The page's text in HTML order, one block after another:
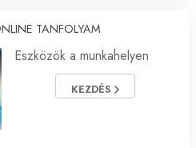
TANFOLYAM
Eszközök a munkahelyen
KEZDÉS